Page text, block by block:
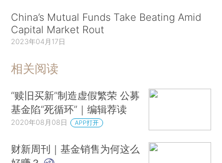
China’s Mutual Funds Take Beating Amid
Capital Market Rout
2023年04月17日
相关阅读
“赎旧买新”制造虚假繁荣 公募
基金陷“死循环”｜编辑荐读
2020年08月08日 APP打开
财新周刊｜基金销售为何这么